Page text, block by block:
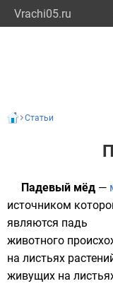
Vrachi05.ru
Статьи
Падевый мёд —
источником
являются падь
животного
на листьях
живущих на